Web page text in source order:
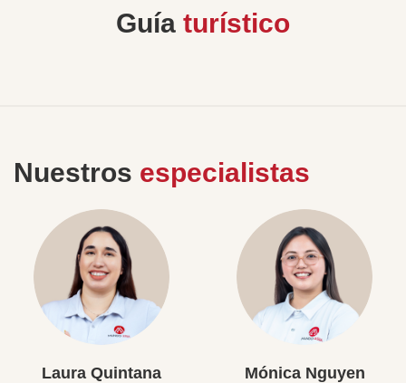
Guía turístico
Nuestros especialistas
Laura Quintana Mónica Nguyen